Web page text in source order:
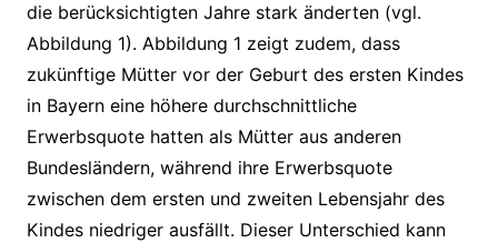
die berücksichtigten Jahre stark änderten (vgl.
Abbildung 1). Abbildung 1 zeigt zudem, dass
zukünftige Mütter vor der Geburt des ersten Kindes
in Bayern eine höhere durchschnittliche
Erwerbsquote hatten als Mütter aus anderen
Bundesländern, während ihre Erwerbsquote
zwischen dem ersten und zweiten Lebensjahr des
Kindes niedriger ausfällt. Dieser Unterschied kann